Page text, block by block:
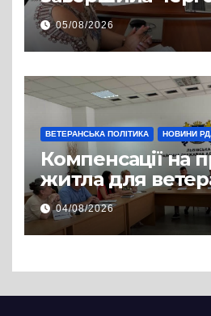
співбесіди та
рекомендувала
на посади
супроводу
05/08/2026
ВЕТЕРАНСЬКА ПОЛІТИКА НОВИНИ
Компенсації на
житла для
Львівській РДА
нові заяви
04/08/2026